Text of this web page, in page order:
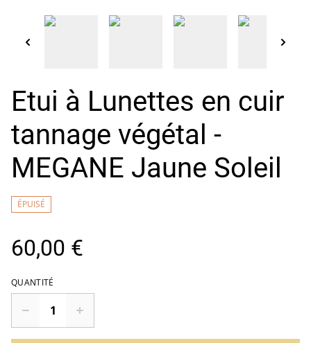
Etui à Lunettes en cuir
tannage végétal -
MEGANE Jaune Soleil
ÉPUISÉ
60,00 €
QUANTITÉ